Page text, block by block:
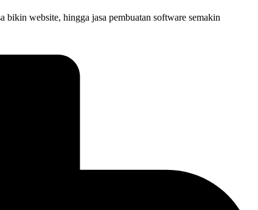
bikin website, hingga jasa pembuatan software semakin